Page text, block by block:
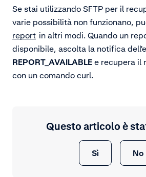
Se stai utilizzando SFTP per il
varie possibilità non funzionano,
report in altri modi. Quando un
disponibile, ascolta la notifica
REPORT_AVAILABLE e recupera il
con un comando curl.
Questo articolo è
Sì No